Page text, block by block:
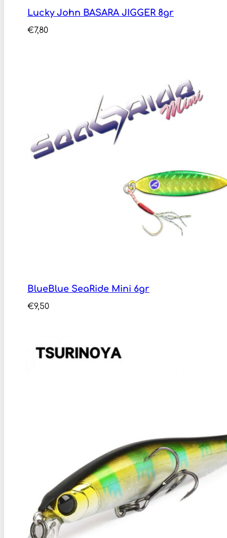
Lucky John BASARA JIGGER 8gr
€7,80
BlueBlue SeaRide Mini 6gr
€9,50